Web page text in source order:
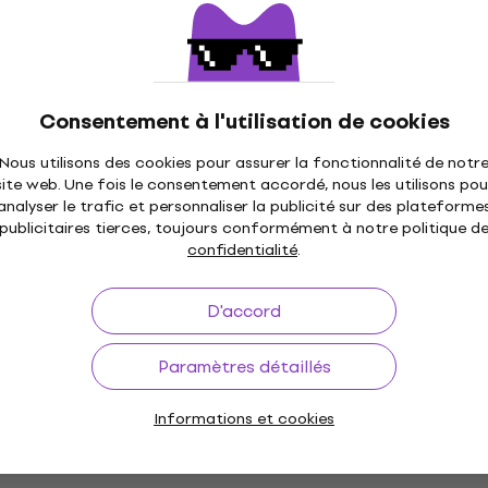
Consentement à l'utilisation de cookies
Nous utilisons des cookies pour assurer la fonctionnalité de notre
web. Une fois le consentement accordé, nous les utilisons
le trafic et personnaliser la publicité sur des
publicitaires tierces, toujours conformément à notre politique de
confidentialité.
D'accord
Paramètres détaillés
Informations et cookies